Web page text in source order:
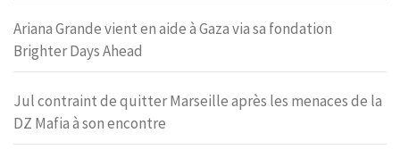
Ariana Grande vient en aide à Gaza via sa fondation
Brighter Days Ahead
Jul contraint de quitter Marseille après les menaces de la
DZ Mafia à son encontre